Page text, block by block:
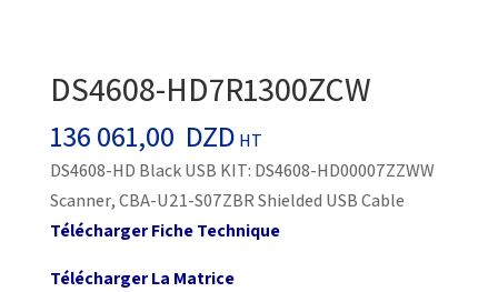
DS4608-HD7R1300ZCW
136 061,00 DZD HT
DS4608-HD Black USB KIT: DS4608-HD00007ZZWW
Scanner, CBA-U21-S07ZBR Shielded USB Cable
Télécharger Fiche Technique
Télécharger La Matrice